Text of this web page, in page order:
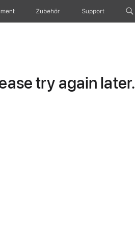
Zubehör Support
try again later.